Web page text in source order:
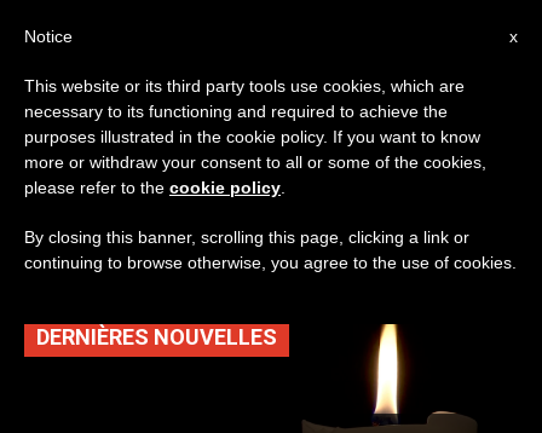
TAG
Posts Tagged
‘الحريري’
DERNIÈRES NOUVELLES
x
Notice
This website or its third party tools use cookies, which are
necessary to its functioning and required to achieve the
purposes illustrated in the cookie policy. If you want to know
more or withdraw your consent to all or some of the cookies,
please refer to the cookie policy
By closing this banner, scrolling this page, clicking a link or
continuing to browse otherwise, you agree to the use of cookies.